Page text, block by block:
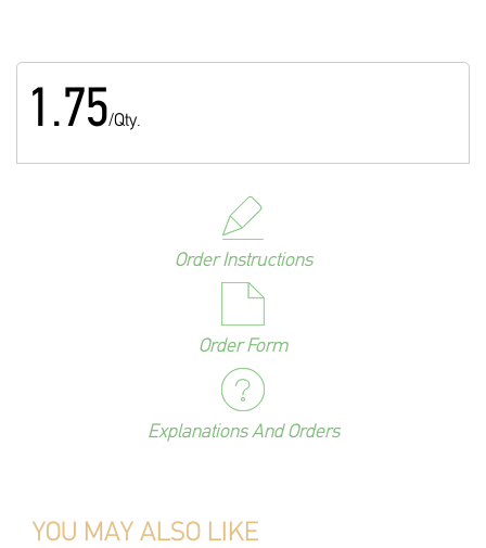
1.75/Qty.
Order Instructions
Order Form
Explanations And Orders
YOU MAY ALSO LIKE